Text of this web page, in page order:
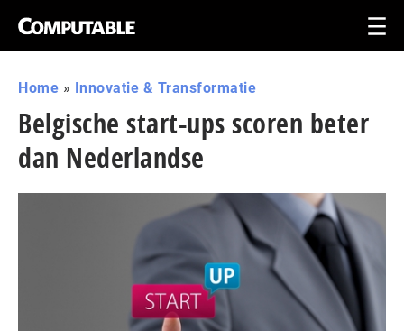
Home » Innovatie & Transformatie
Belgische start-ups scoren beter
dan Nederlandse